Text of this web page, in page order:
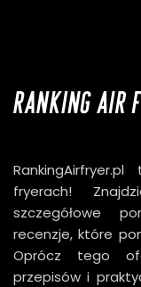
fryerach!
szczegółowe
recenzje, które
Oprócz tego
przepisów i